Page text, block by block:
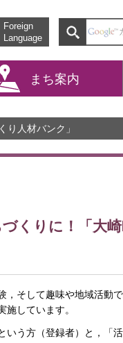
Foreign
Language
まち案内
人材バンク」
くりに！「大
そして趣味や地域活動
しています。
いう方（登録者）と，「